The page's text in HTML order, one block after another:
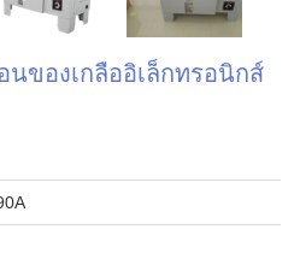
ของเกลืออิเล็กทรอนิกส์